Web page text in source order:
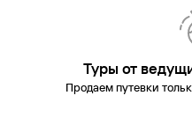
Туры от
Продаем путевки